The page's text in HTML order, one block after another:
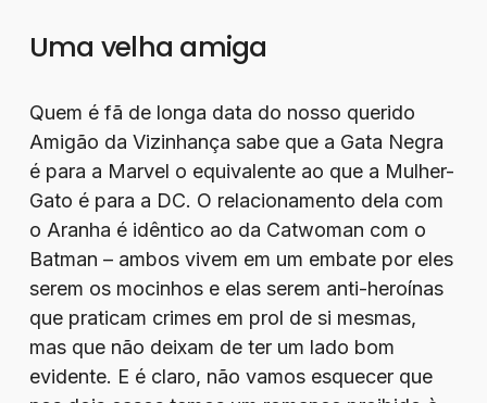
Uma velha amiga
Quem é fã de longa data do nosso querido
Amigão da Vizinhança sabe que a Gata Negra
é para a Marvel o equivalente ao que a Mulher-
Gato é para a DC. O relacionamento dela com
o Aranha é idêntico ao da Catwoman com o
Batman – ambos vivem em um embate por eles
serem os mocinhos e elas serem anti-heroínas
que praticam crimes em prol de si mesmas,
mas que não deixam de ter um lado bom
evidente. E é claro, não vamos esquecer que